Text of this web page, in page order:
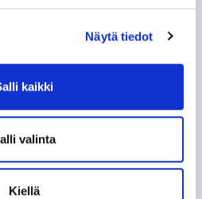
Näytä tiedot
kaikki
valinta
Kiellä
ja hyväksyn